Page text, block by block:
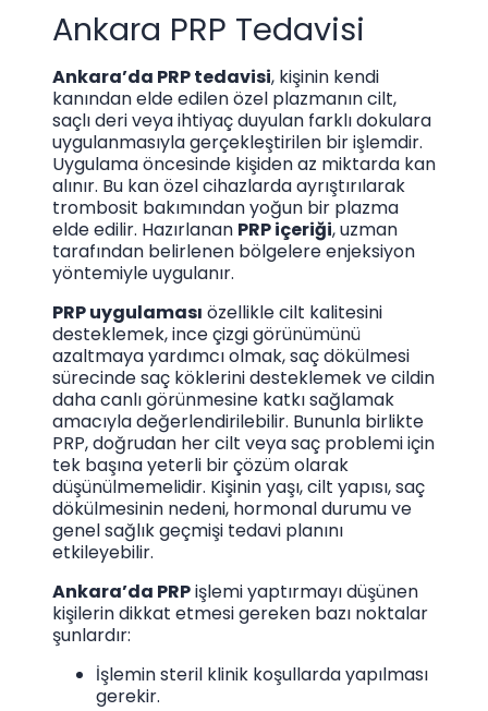
Ankara PRP Tedavisi
Ankara’da PRP tedavisi, kişinin kendi
kanından elde edilen özel plazmanın cilt,
saçlı deri veya ihtiyaç duyulan farklı dokulara
uygulanmasıyla gerçekleştirilen bir işlemdir.
Uygulama öncesinde kişiden az miktarda kan
alınır. Bu kan özel cihazlarda ayrıştırılarak
trombosit bakımından yoğun bir plazma
elde edilir. Hazırlanan PRP içeriği, uzman
tarafından belirlenen bölgelere enjeksiyon
yöntemiyle uygulanır.
PRP uygulaması özellikle cilt kalitesini
desteklemek, ince çizgi görünümünü
azaltmaya yardımcı olmak, saç dökülmesi
sürecinde saç köklerini desteklemek ve cildin
daha canlı görünmesine katkı sağlamak
amacıyla değerlendirilebilir. Bununla birlikte
PRP, doğrudan her cilt veya saç problemi için
tek başına yeterli bir çözüm olarak
düşünülmemelidir. Kişinin yaşı, cilt yapısı, saç
dökülmesinin nedeni, hormonal durumu ve
genel sağlık geçmişi tedavi planını
etkileyebilir.
Ankara’da PRPişlemi yaptırmayı düşünen
kişilerin dikkat etmesi gereken bazı noktalar
şunlardır:
İşlemin steril klinik koşullarda yapılması
gerekir.